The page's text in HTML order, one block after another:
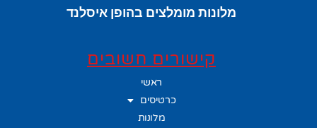
מלונות מומלצים בהופן איסלנד
קישורים חשובים
ראשי
כרטיסים
מלונות